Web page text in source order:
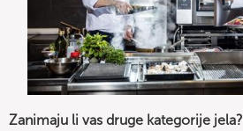
Zanimaju li vas druge kategorije jela?